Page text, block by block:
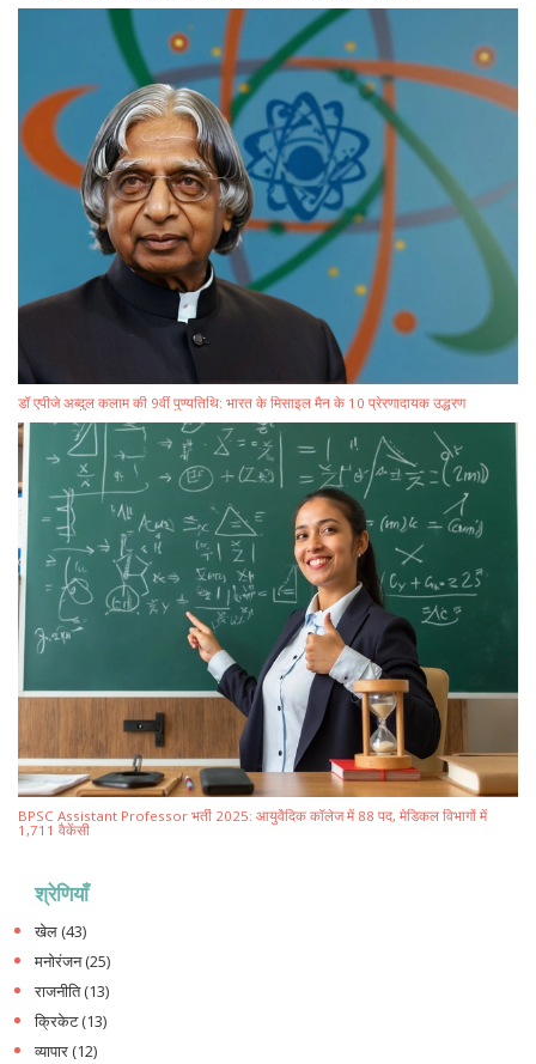
डॉ एपीजे अब्दुल कलाम की 9वीं पुण्यतिथि: भारत के मिसाइल मैन के 10 प्रेरणादायक उद्धरण
BPSC Assistant Professor भर्ती 2025: आयुर्वेदिक कॉलेज में 88 पद, मेडिकल विभागों में
1,711 वैकेंसी
श्रेणियाँ
खेल (43)
मनोरंजन(25)
राजनीति(13)
क्रिकेट(13)
व्यापार (12)